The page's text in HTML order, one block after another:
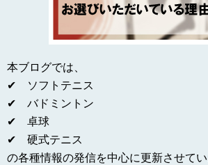
本ブログでは、
✔ ソフトテニス
✔ バドミントン
✔ 卓球
✔ 硬式テニス
の各種情報の発信を中心に更新させてい